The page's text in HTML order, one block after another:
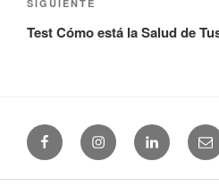
Siguiente
entrada
SIGUIENTE
Test Cómo está la Salud de
FacebookInstagramLinkedin